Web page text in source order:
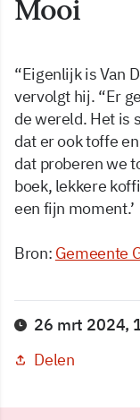
Mooi
“Eigenlijk is Van
vervolgt hij. “Er
de wereld. Het is
dat er ook toffe
dat proberen we
boek, lekkere
een fijn moment.’
Bron: Gemeente
26 mrt 2024,
Delen